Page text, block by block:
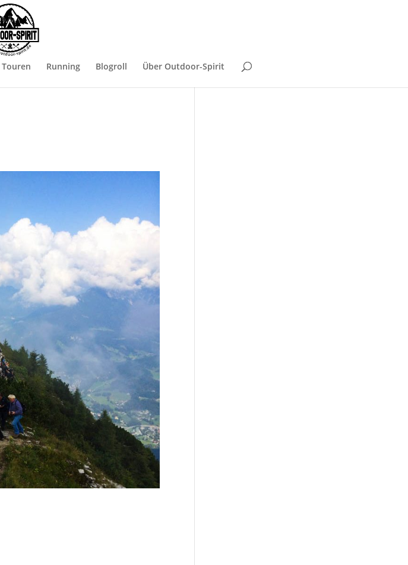
Touren Running Blogroll Über Outdoor-Spirit